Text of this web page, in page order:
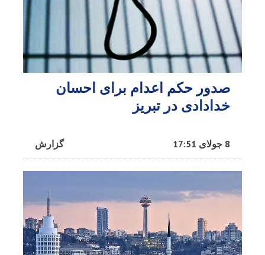
صدور حکم اعدام برای احسان
خدادادی در تبریز
گزارش 8 جولای 17:51